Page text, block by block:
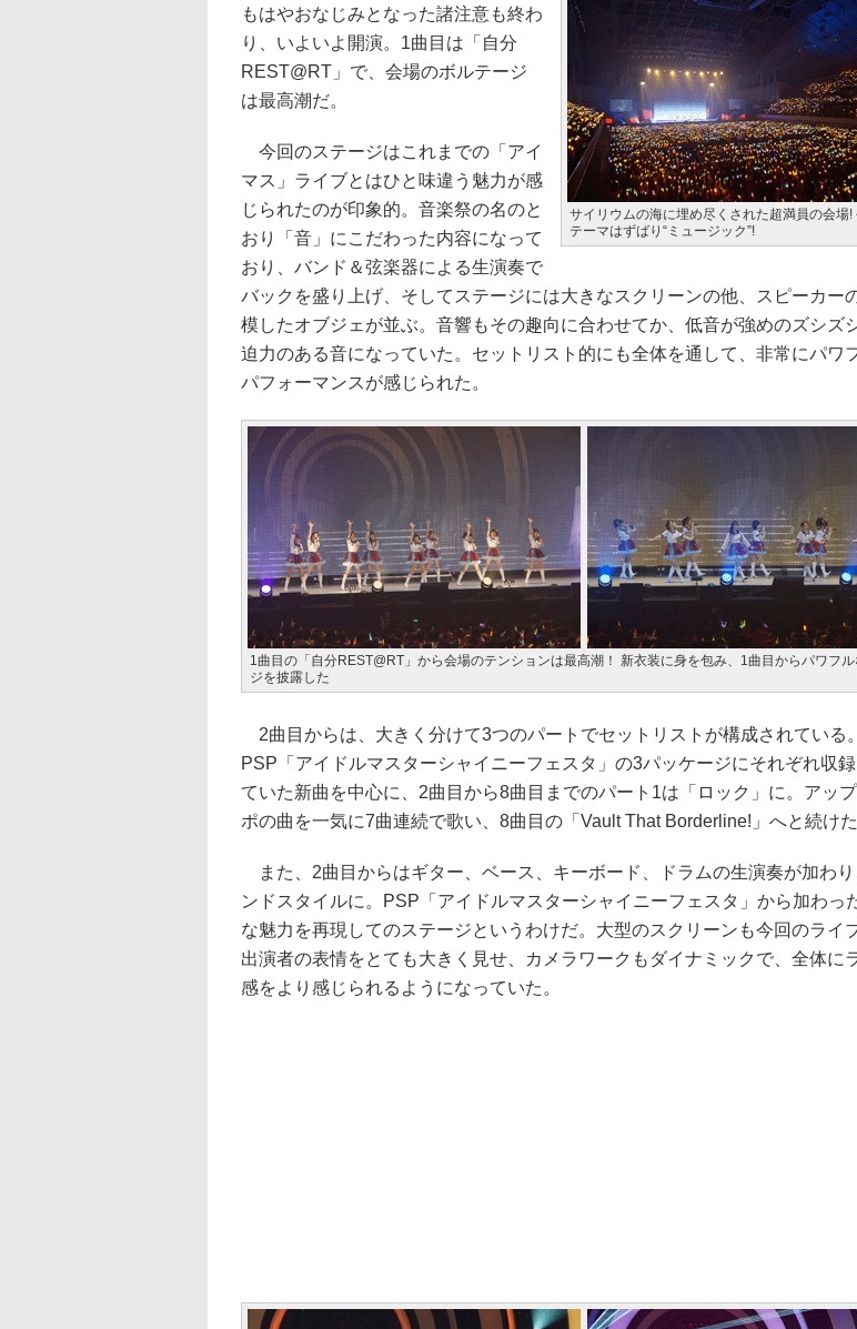
サイリウムの海に埋め尽くされた超満員の会場!
テーマはずばり“ミュージック”!
もはやおなじみとなった諸注意も終わ
り、いよいよ開演。1曲目は「自分
REST@RT」で、会場のボルテージ
は最高潮だ。
今回のステージはこれまでの「アイ
マス」ライブとはひと味違う魅力が感
じられたのが印象的。音楽祭の名のと
おり「音」にこだわった内容になって
おり、バンド＆弦楽器による生演奏で
バックを盛り上げ、そしてステージには大きなスクリーンの他、スピーカー
模したオブジェが並ぶ。音響もその趣向に合わせてか、低音が強めのズシズ
迫力のある音になっていた。セットリスト的にも全体を通して、非常にパワ
パフォーマンスが感じられた。
1曲目の「自分REST@RT」から会場のテンションは最高潮！ 新衣装に身を包み、1曲目からパワフ
ジを披露した
2曲目からは、大きく分けて3つのパートでセットリストが構成されている。
PSP「アイドルマスターシャイニーフェスタ」の3パッケージにそれぞれ収
ていた新曲を中心に、2曲目から8曲目までのパート1は「ロック」に。アッ
ポの曲を一気に7曲連続で歌い、8曲目の「Vault That Borderline!」へと続けた
また、2曲目からはギター、ベース、キーボード、ドラムの生演奏が加わ
ンドスタイルに。PSP「アイドルマスターシャイニーフェスタ」から加わっ
な魅力を再現してのステージというわけだ。大型のスクリーンも今回のライ
出演者の表情をとても大きく見せ、カメラワークもダイナミックで、全体に
感をより感じられるようになっていた。